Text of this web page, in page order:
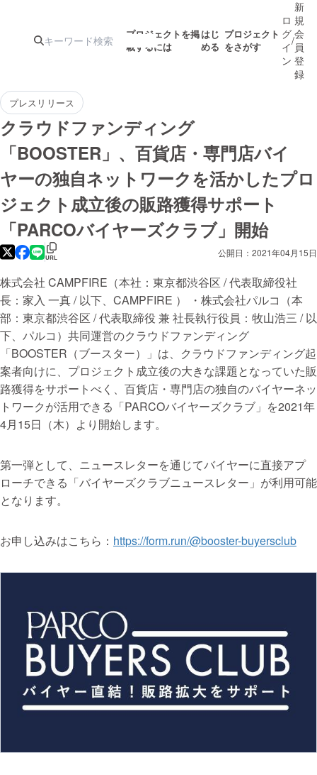
プロジェクトを掲
載するには
はじ
める
プロジェクト
をさがす
人気のプロ
ジェクト
注目のリ
ターン
注目の新着プロ
ジェクト
募集終了が近いプ
ロジェクト
アート・写真 音楽
テクノロジー・ガジェット ゲーム・サ
ビジネス・起業 チャレンジ
まちづくり・地域活性化
CAMPFIRE for Social GoodCAMPFIRE Creation
CAMPFIREふるさと納税machi-yaコミュニティ
ロ
グ
イ
ン
/
新
規
会
員
登
録
プレスリリース
クラウドファンディング
「BOOSTER」、百貨店・専門店バイ
ヤーの独自ネットワークを活かしたプロ
ジェクト成立後の販路獲得サポート
「PARCOバイヤーズクラブ」開始
URL 公開日：2021年04月15日
株式会社 CAMPFIRE（本社：東京都渋谷区 / 代表取締役社
長：家入 一真 / 以下、CAMPFIRE ） ・株式会社パルコ（本
部：東京都渋谷区 / 代表取締役 兼 社長執行役員：牧山浩三 / 以
下、パルコ）共同運営のクラウドファンディング
「BOOSTER（ブースター）」は、クラウドファンディング起
案者向けに、プロジェクト成立後の大きな課題となっていた販
路獲得をサポートべく、百貨店・専門店の独自のバイヤーネッ
トワークが活用できる「PARCOバイヤーズクラブ」を2021年
4月15日（木）より開始します。
第一弾として、ニュースレターを通じてバイヤーに直接アプ
ローチできる「バイヤーズクラブニュースレター」が利用可能
となります。
お申し込みはこちら： https://form.run/@booster-buyersclub